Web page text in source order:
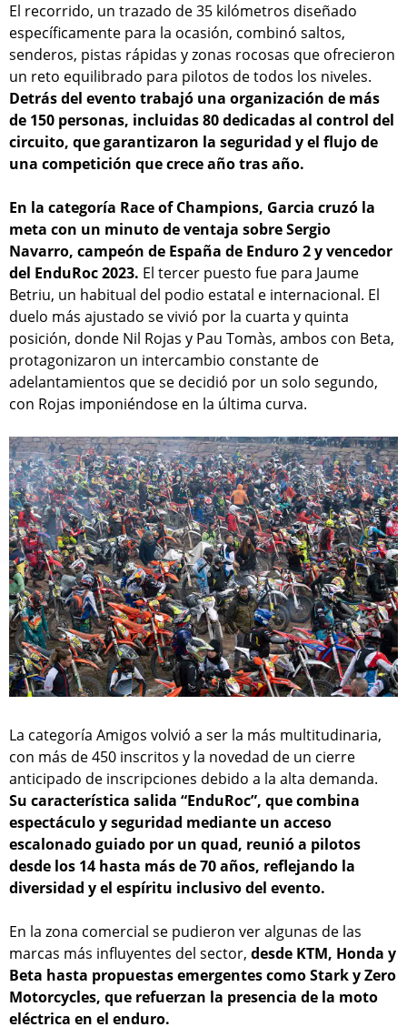
El recorrido, un trazado de 35 kilómetros diseñado
específicamente para la ocasión, combinó saltos,
senderos, pistas rápidas y zonas rocosas que ofrecieron
un reto equilibrado para pilotos de todos los niveles.
Detrás del evento trabajó una organización de más
de 150 personas, incluidas 80 dedicadas al control del
circuito, que garantizaron la seguridad y el flujo de
una competición que crece año tras año.
En la categoría Race of Champions, Garcia cruzó la
meta con un minuto de ventaja sobre Sergio
Navarro, campeón de España de Enduro 2 y vencedor
del EnduRoc 2023. El tercer puesto fue para Jaume
Betriu, un habitual del podio estatal e internacional. El
duelo más ajustado se vivió por la cuarta y quinta
posición, donde Nil Rojas y Pau Tomàs, ambos con Beta,
protagonizaron un intercambio constante de
adelantamientos que se decidió por un solo segundo,
con Rojas imponiéndose en la última curva.
La categoría Amigos volvió a ser la más multitudinaria,
con más de 450 inscritos y la novedad de un cierre
anticipado de inscripciones debido a la alta demanda.
Su característica salida “EnduRoc”, que combina
espectáculo y seguridad mediante un acceso
escalonado guiado por un quad, reunió a pilotos
desde los 14 hasta más de 70 años, reflejando la
diversidad y el espíritu inclusivo del evento.
En la zona comercial se pudieron ver algunas de las
marcas más influyentes del sector, desde KTM, Honda y
Beta hasta propuestas emergentes como Stark y Zero
Motorcycles, que refuerzan la presencia de la moto
eléctrica en el enduro.